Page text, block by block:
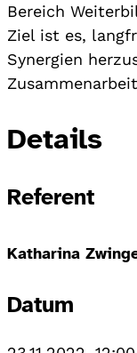
Bereich
Ziel ist es,
Synergien
Details
Referent
Katharina
Datum